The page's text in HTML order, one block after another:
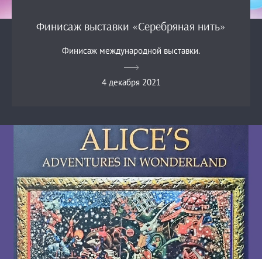
Финисаж выставки «Серебряная нить»
Финисаж международной выставки.
4 декабря 2021